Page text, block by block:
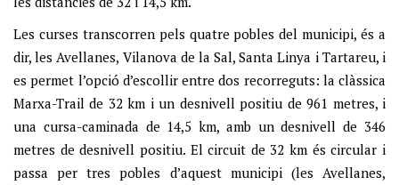
Les curses transcorren pels quatre pobles del municipi, és a
dir, les Avellanes, Vilanova de la Sal, Santa Linya i Tartareu, i
es permet l’opció d’escollir entre dos recorreguts: la clàssica
Marxa-Trail de 32 km i un desnivell positiu de 961 metres, i
una cursa-caminada de 14,5 km, amb un desnivell de 346
metres de desnivell positiu. El circuit de 32 km és circular i
passa per tres pobles d’aquest municipi (les Avellanes,